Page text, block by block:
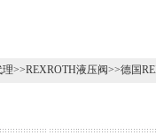
理>>REXROTH液压阀>>德国